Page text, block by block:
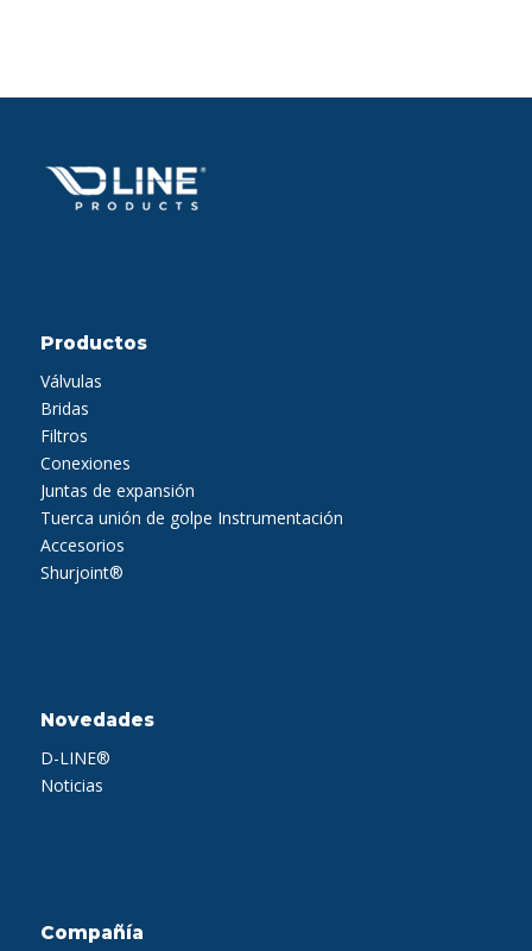
Productos
Válvulas
Bridas
Filtros
Conexiones
Juntas de expansión
Tuerca unión de golpe Instrumentación
Accesorios
Shurjoint®
Novedades
D-LINE®
Noticias
Compañía